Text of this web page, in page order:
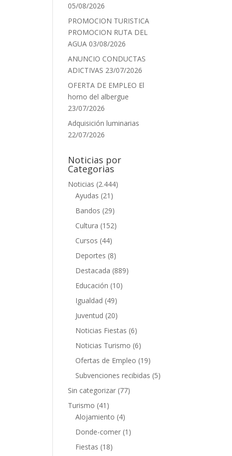
05/08/2026
PROMOCION TURISTICA
PROMOCION RUTA DEL
AGUA 03/08/2026
ANUNCIO CONDUCTAS
ADICTIVAS 23/07/2026
OFERTA DE EMPLEO El
horno del albergue
23/07/2026
Adquisición luminarias
22/07/2026
Noticias por
Categorias
Noticias (2.444)
Ayudas (21)
Bandos (29)
Cultura (152)
Cursos (44)
Deportes (8)
Destacada (889)
Educación (10)
Igualdad (49)
Juventud (20)
Noticias Fiestas (6)
Noticias Turismo (6)
Ofertas de Empleo (19)
Subvenciones recibidas (5)
Sin categorizar (77)
Turismo (41)
Alojamiento (4)
Donde-comer (1)
Fiestas (18)